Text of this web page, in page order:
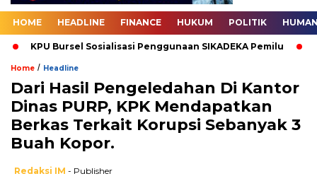
HOME HEADLINE FINANCE HUKUM POLITIK
KPU Bursel Sosialisasi Penggunaan SIKADEKA Pemilu
Home / Headline
Dari Hasil Pengeledahan Di Kantor
Dinas PURP, KPK Mendapatkan
Berkas Terkait Korupsi Sebanyak 3
Buah Kopor.
Redaksi IM - Publisher